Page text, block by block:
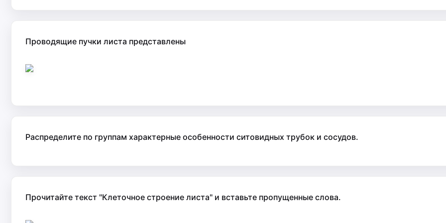
Проводящие пучки листа представлены
Распределите по группам характерные особенности ситовидных трубок и сосудов.
Прочитайте текст "Клеточное строение листа" и вставьте пропущенные слова.